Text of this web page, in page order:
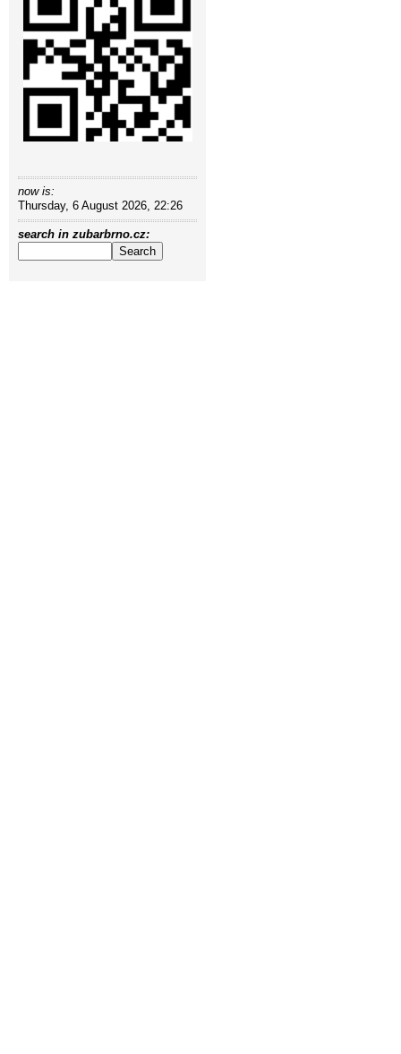
now is:
Thursday, 6 August 2026, 22:26
search in zubarbrno.cz: